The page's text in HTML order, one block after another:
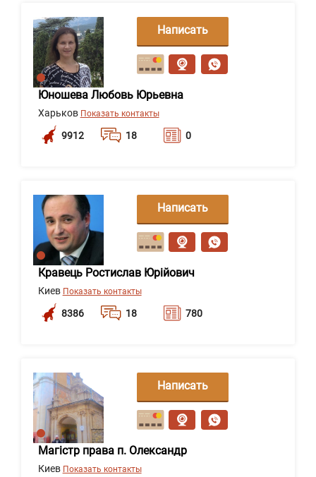
Юношева Любовь Юрьевна
Харьков Показать контакты
9912 18 0
Написать
сообщение
Кравець Ростислав Юрійович
Киев Показать контакты
8386 18 780
Написать
сообщение
Магістр права п. Олександр
Киев Показать контакты
Написать
сообщение